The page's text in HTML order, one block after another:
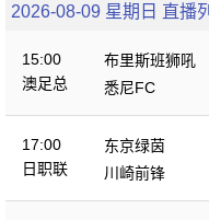
2026-08-09 星期日 直播
15:00
澳足总
布里斯班狮吼
悉尼FC
17:00
日职联
东京绿茵
川崎前锋